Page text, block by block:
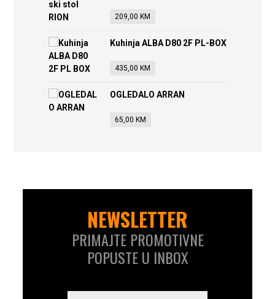
209,00 KM
Kuhinja ALBA D80 2F PL-BOX
435,00 KM
OGLEDALO ARRAN
65,00 KM
NEWSLETTER
PRIMAJTE PROMOTIVNE
POPUSTE U INBOX